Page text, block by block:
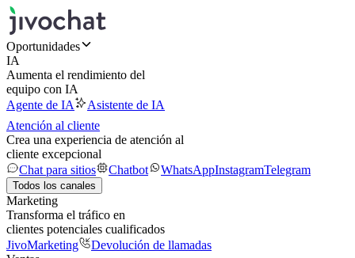
Oportunidades
IA
Aumenta el rendimiento del
equipo con IA
Agente de IA
Asistente de IA
Atención al cliente
Crea una experiencia de atención al
cliente excepcional
Chat para sitios
Chatbot WhatsAppInstagramTelegram
Todos los canales
Marketing
Transforma el tráfico en
clientes potenciales cualificados
JivoMarketing
Devolución de llamadas